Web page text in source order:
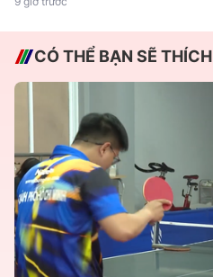
CÓ THỂ BẠN SẼ THÍCH